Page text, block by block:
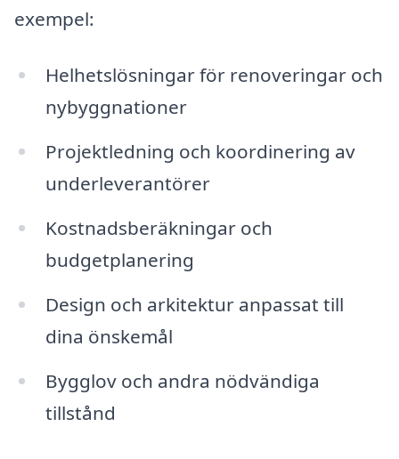
exempel:
Helhetslösningar för renoveringar och
nybyggnationer
Projektledning och koordinering av
underleverantörer
Kostnadsberäkningar och
budgetplanering
Design och arkitektur anpassat till
dina önskemål
Bygglov och andra nödvändiga
tillstånd